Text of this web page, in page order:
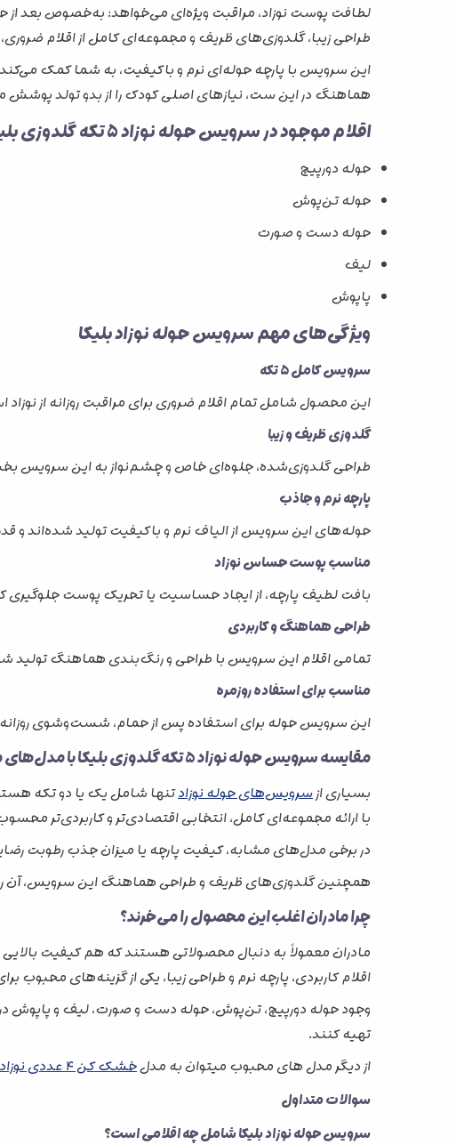
لطافت پوست نوزاد، مراقبت ویژه‌ای می‌خواهد؛ به‌خصوص بعد
طراحی زیبا، گلدوزی‌های ظریف و مجموعه‌ای کامل از اقلام
این سرویس با پارچه حوله‌ای نرم و باکیفیت، به شما کمک می‌کند
هماهنگ در این ست، نیازهای اصلی کودک را از بدو تولد
اقلام موجود در سرویس حوله نوزاد 5 تکه گلدوزی بلیکا
حوله دورپیچ
حوله تن‌پوش
حوله دست و صورت
لیف
پاپوش
ویژگی‌های مهم سرویس حوله نوزاد بلیکا
سرویس کامل 5 تکه
این محصول شامل تمام اقلام ضروری برای مراقبت روزانه از نوزاد
گلدوزی ظریف و زیبا
طراحی گلدوزی‌شده، جلوه‌ای خاص و چشم‌نواز به این سرویس
پارچه نرم و جاذب
حوله‌های این سرویس از الیاف نرم و باکیفیت تولید شده‌اند و
مناسب پوست حساس نوزاد
بافت لطیف پارچه، از ایجاد حساسیت یا تحریک پوست جلوگیری
طراحی هماهنگ و کاربردی
تمامی اقلام این سرویس با طراحی و رنگ‌بندی هماهنگ تولید
مناسب برای استفاده روزمره
این سرویس حوله برای استفاده پس از حمام، شست‌وشوی روزانه
مقایسه سرویس حوله نوزاد 5 تکه گلدوزی بلیکا با مدل‌های مشابه
بسیاری ازسرویس‌های حوله نوزاد
با ارائه مجموعه‌ای کامل، انتخابی اقتصادی‌تر و کاربردی‌تر
در برخی مدل‌های مشابه، کیفیت پارچه یا میزان جذب رطوبت
همچنین گلدوزی‌های ظریف و طراحی هماهنگ این سرویس، آن را
چرا مادران اغلب این محصول را می‌خرند؟
اقلام کاربردی، پارچه نرم و طراحی زیبا، یکی از گزینه‌های
وجود حوله دورپیچ، تن‌پوش، حوله دست و صورت، لیف و پاپوش
تهیه کنند.
از دیگر مدل های محبوب میتوان به مدلخشک کن ۴ عددی نوزاد سپید مدل تمام چاپ
سوالات متداول
سرویس حوله نوزاد بلیکا شامل چه اقلامی است؟